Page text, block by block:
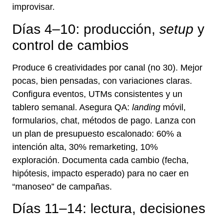
improvisar.
Días 4–10: producción, setup y
control de cambios
Produce 6 creatividades por canal (no 30). Mejor
pocas, bien pensadas, con variaciones claras.
Configura eventos, UTMs consistentes y un
tablero semanal. Asegura QA: landing móvil,
formularios, chat, métodos de pago. Lanza con
un plan de presupuesto escalonado: 60% a
intención alta, 30% remarketing, 10%
exploración. Documenta cada cambio (fecha,
hipótesis, impacto esperado) para no caer en
“manoseo” de campañas.
Días 11–14: lectura, decisiones